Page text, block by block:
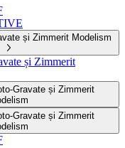
și Zimmerit Modelism
și Zimmerit